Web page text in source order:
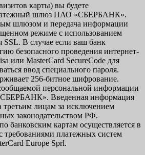
карты) вы будете
шлюз ПАО «СБЕРБАНК».
шлюзом и передача информации
режиме с использованием
SSL. В случае если ваш банк
безопасного проведения интернет-
или MasterCard SecureCode для
ввод специального пароля.
256-битное шифрование.
персональной информации
Введенная информация
третьим лицам за исключением
законодательством РФ.
банковским картам осуществляется в
требованиями платежных систем
Europe Sprl.